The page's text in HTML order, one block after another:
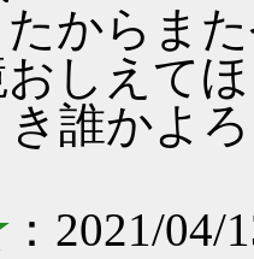
たからま
しえて
誰かよ
：2021/04/